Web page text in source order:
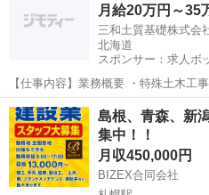
します。 ◯単身の方には社宅...
月給20万円～35
三和土質基礎株式会
北海道
スポンサー：求人ボ
【仕事内容】業務概要 ・特殊土木工
法)の計画や、現場管理業務 具体的な
元請けとの打ち合わせ ・日報管理 ・
での建設機械の操作や、手作業に...
正社員
島根、青森、新
集中！！
月収450,000円
BIZEX合同会社